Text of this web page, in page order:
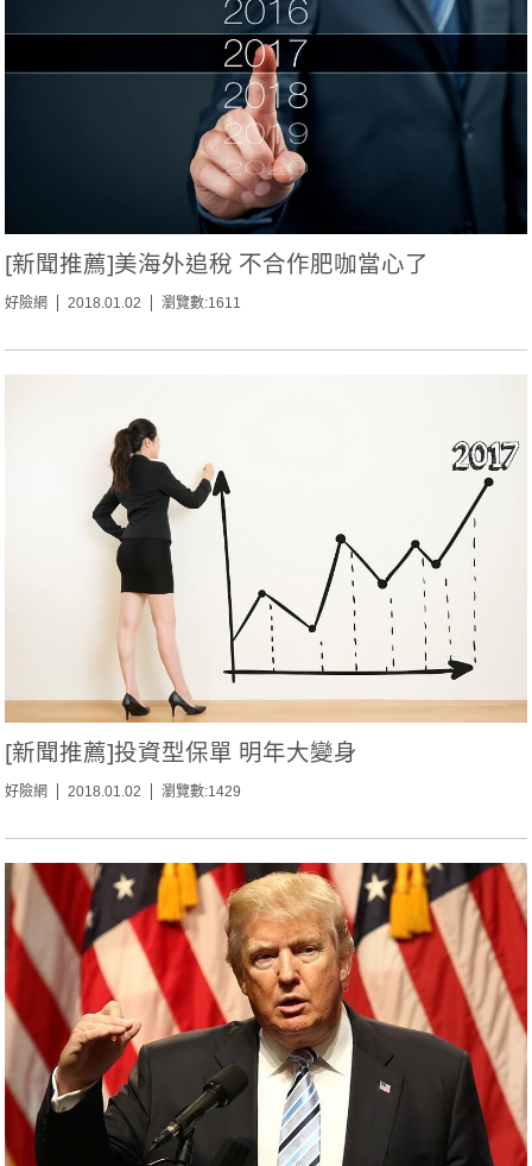
[新聞推薦]美海外追稅 不合作肥咖當心了
好險網 2018.01.02 瀏覽數:1611
[新聞推薦]投資型保單 明年大變身
好險網 2018.01.02 瀏覽數:1429